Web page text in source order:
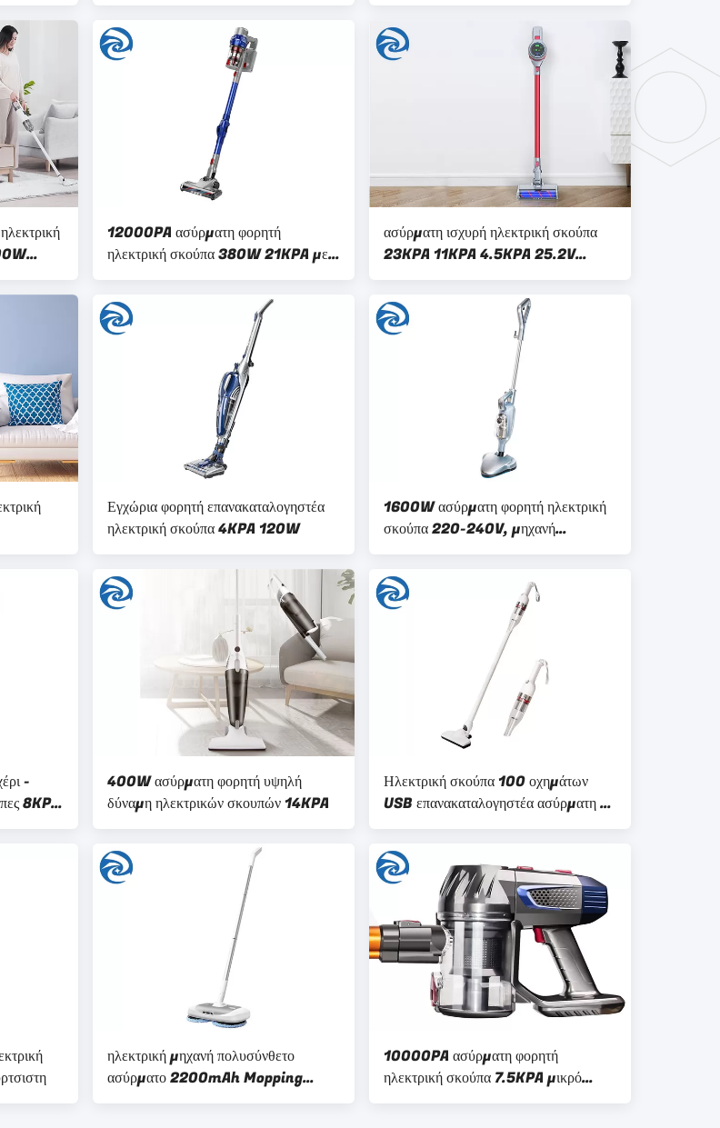
12000PA ασύρματη φορητή
ηλεκτρική σκούπα 380W 21KPA με
τη διευθετήσιμη δύναμη αναρρόφησης
ασύρματη ισχυρή ηλεκτρική σκούπα
23KPA 11KPA 4.5KPA 25.2V
300W
Εγχώρια φορητή επανακαταλογηστέα
ηλεκτρική σκούπα 4KPA 120W
1600W ασύρματη φορητή ηλεκτρική
σκούπα 220-240V, μηχανή
Mopping πατωμάτων για το σπίτι
-
8KPA
400W ασύρματη φορητή υψηλή
δύναμη ηλεκτρικών σκουπών 14KPA
Ηλεκτρική σκούπα 100 οχημάτων
USB επανακαταλογηστέα ασύρματη σε
240V
ηλεκτρική μηχανή πολυσύνθετο
ασύρματο 2200mAh Mopping
πατωμάτων 150rpm 40W
10000PA ασύρματη φορητή
ηλεκτρική σκούπα 7.5KPA μικρό
φορητό 150W